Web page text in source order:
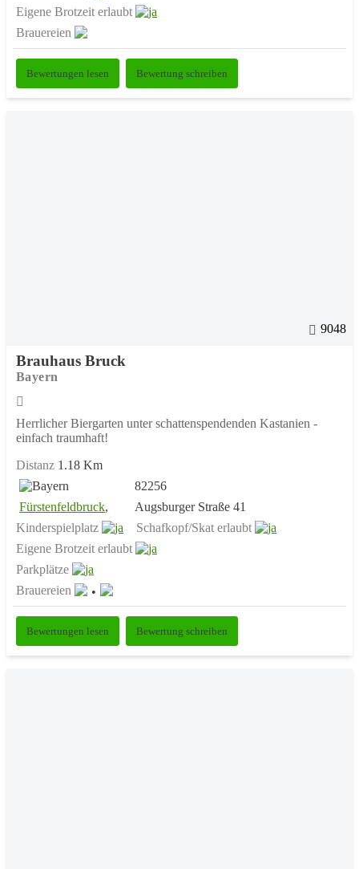
Eigene Brotzeit erlaubt
Brauereien
Bewertungen lesen Bewertung schreiben
9048
Brauhaus Bruck
Bayern
Herrlicher Biergarten unter schattenspendenden Kastanien -
einfach traumhaft!
Distanz 1.18 Km
82256
Fürstenfeldbruck,
Augsburger Straße 41
Kinderspielplatz
Schafkopf/Skat erlaubt
Eigene Brotzeit erlaubt
Parkplätze
Brauereien
Bewertungen lesen Bewertung schreiben